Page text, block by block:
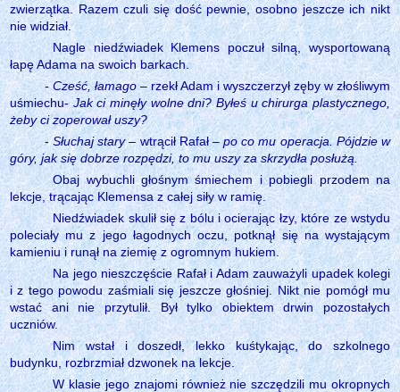
zwierzątka. Razem czuli się dość pewnie, osobno jeszcze ich nikt
nie widział.
Nagle niedźwiadek Klemens poczuł silną, wysportowaną
łapę Adama na swoich barkach.
-Cześć, łamago– rzekł Adam i wyszczerzył zęby w złośliwym
uśmiechu- Jak ci minęły wolne dni? Byłeś u chirurga plastycznego,
żeby ci zoperował uszy?
-Słuchaj stary– wtrącił Rafał –po co mu operacja. Pójdzie w
góry, jak się dobrze rozpędzi, to mu uszy za skrzydła posłużą.
Obaj wybuchli głośnym śmiechem i pobiegli przodem na
lekcje, trącając Klemensa z całej siły w ramię.
Niedźwiadek skulił się z bólu i ocierając łzy, które ze wstydu
poleciały mu z jego łagodnych oczu, potknął się na wystającym
kamieniu i runął na ziemię z ogromnym hukiem.
Na jego nieszczęście Rafał i Adam zauważyli upadek kolegi
i z tego powodu zaśmiali się jeszcze głośniej. Nikt nie pomógł mu
wstać ani nie przytulił. Był tylko obiektem drwin pozostałych
uczniów.
Nim wstał i doszedł, lekko kuśtykając, do szkolnego
budynku, rozbrzmiał dzwonek na lekcje.
W klasie jego znajomi również nie szczędzili mu okropnych